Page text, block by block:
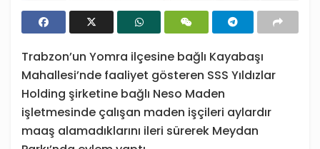
Trabzon’un Yomra ilçesine bağlı Kayabaşı
Mahallesi’nde faaliyet gösteren SSS Yıldızlar
Holding şirketine bağlı Neso Maden
işletmesinde çalışan maden işçileri aylardır
maaş alamadıklarını ileri sürerek Meydan